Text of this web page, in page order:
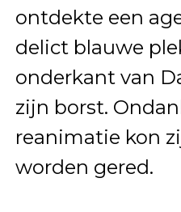
ontdekte een
delict blauwe
onderkant van
zijn borst.
reanimatie kon
worden gered.